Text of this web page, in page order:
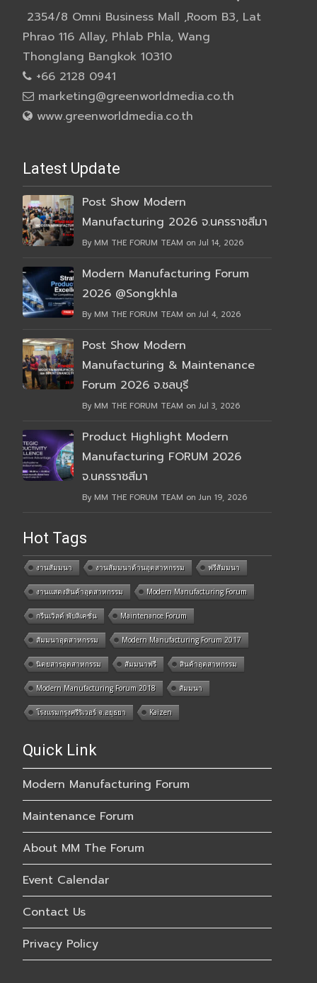
2354/8 Omni Business Mall ,Room B3, Lat
Phrao 116 Allay, Phlab Phla, Wang
Thonglang Bangkok 10310
+66 2128 0941
marketing@greenworldmedia.co.th
www.greenworldmedia.co.th
Latest Update
Post Show Modern
Manufacturing 2026 จ.นครราชสีมา
By MM THE FORUM TEAM on Jul 14, 2026
Modern Manufacturing Forum
2026 @Songkhla
By MM THE FORUM TEAM on Jul 4, 2026
Post Show Modern
Manufacturing & Maintenance
Forum 2026 จ.ชลบุรี
By MM THE FORUM TEAM on Jul 3, 2026
Product Highlight Modern
Manufacturing FORUM 2026
จ.นครราชสีมา
By MM THE FORUM TEAM on Jun 19, 2026
Hot Tags
งานสัมมนา งานสัมมนาด้านอุตสาหกรรม ฟรีสัมมนา
งานแสดงสินค้าอุตสาหกรรม Modern Manufacturing Forum
กรีนเวิลด์ พับลิเคชั่น Maintenance Forum
สัมมนาอุตสาหกรรม Modern Manufacturing Forum 2017
นิตยสารอุตสาหกรรม สัมมนาฟรี สินค้าอุตสาหกรรม
Modern Manufacturing Forum 2018 สัมมนา
โรงแรมกรุงศรีริเวอร์ จ.อยุธยา Kaizen
Quick Link
Modern Manufacturing Forum
Maintenance Forum
About MM The Forum
Event Calendar
Contact Us
Privacy Policy